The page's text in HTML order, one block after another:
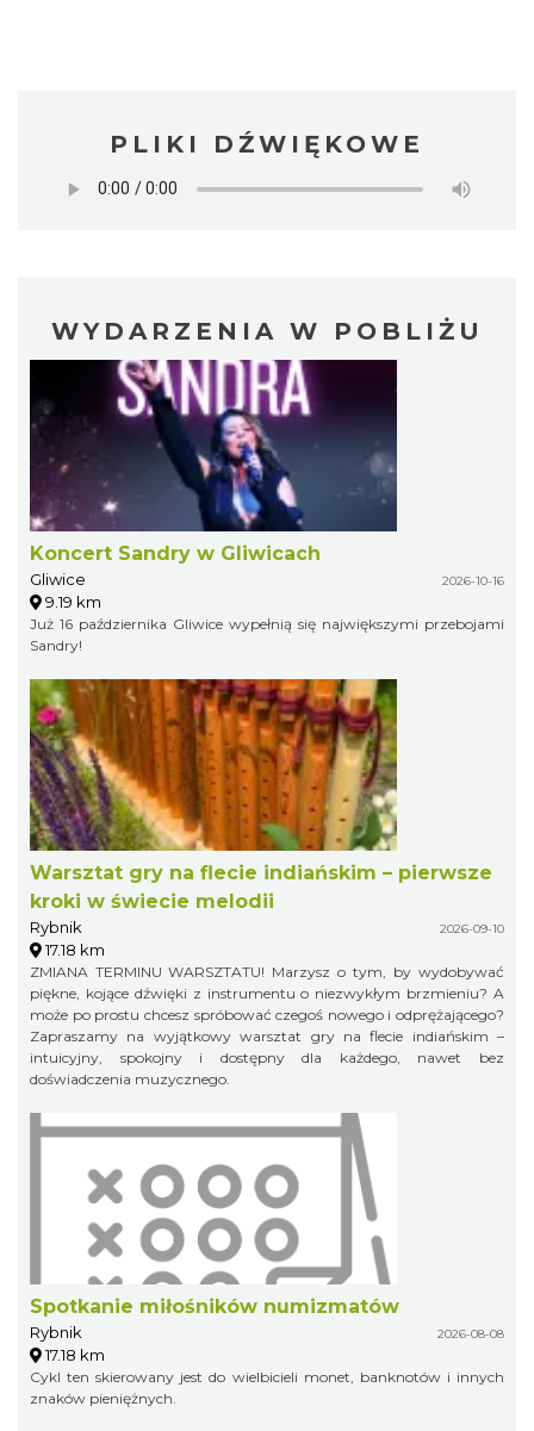
PLIKI DŹWIĘKOWE
WYDARZENIA W POBLIŻU
Koncert Sandry w Gliwicach
Gliwice 2026-10-16
9.19 km
Już 16 października Gliwice wypełnią się największymi przebojami
Sandry!
Warsztat gry na flecie indiańskim – pierwsze
kroki w świecie melodii
Rybnik 2026-09-10
17.18 km
ZMIANA TERMINU WARSZTATU! Marzysz o tym, by wydobywać
piękne, kojące dźwięki z instrumentu o niezwykłym brzmieniu? A
może po prostu chcesz spróbować czegoś nowego i odprężającego?
Zapraszamy na wyjątkowy warsztat gry na flecie indiańskim –
intuicyjny, spokojny i dostępny dla każdego, nawet bez
doświadczenia muzycznego.
Spotkanie miłośników numizmatów
Rybnik 2026-08-08
17.18 km
Cykl ten skierowany jest do wielbicieli monet, banknotów i innych
znaków pieniężnych.